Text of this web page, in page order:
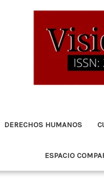
DERECHOS HUMANOS
ESPACIO